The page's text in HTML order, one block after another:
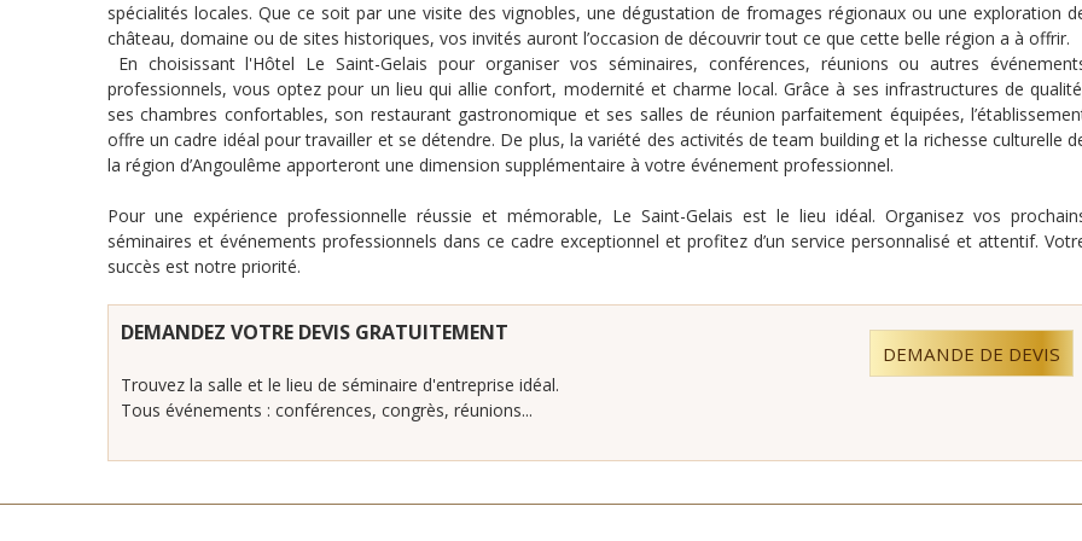
spécialités locales. Que ce soit par une visite des vignobles, une dégustation de fromages régionaux ou une exploration
château, domaine ou de sites historiques, vos invités auront l’occasion de découvrir tout ce que cette belle région a à offrir.
En choisissant l'Hôtel Le Saint-Gelais pour organiser vos séminaires, conférences, réunions ou autres
professionnels, vous optez pour un lieu qui allie confort, modernité et charme local. Grâce à ses infrastructures de
ses chambres confortables, son restaurant gastronomique et ses salles de réunion parfaitement équipées,
offre un cadre idéal pour travailler et se détendre. De plus, la variété des activités de team building et la richesse culturelle
la région d’Angoulême apporteront une dimension supplémentaire à votre événement professionnel.
Pour une expérience professionnelle réussie et mémorable, Le Saint-Gelais est le lieu idéal. Organisez vos
séminaires et événements professionnels dans ce cadre exceptionnel et profitez d’un service personnalisé et attentif.
succès est notre priorité.
DEMANDEZ VOTRE DEVIS GRATUITEMENT
Trouvez la salle et le lieu de séminaire d'entreprise idéal.
Tous événements : conférences, congrès, réunions...
DEMANDE DE DEVIS